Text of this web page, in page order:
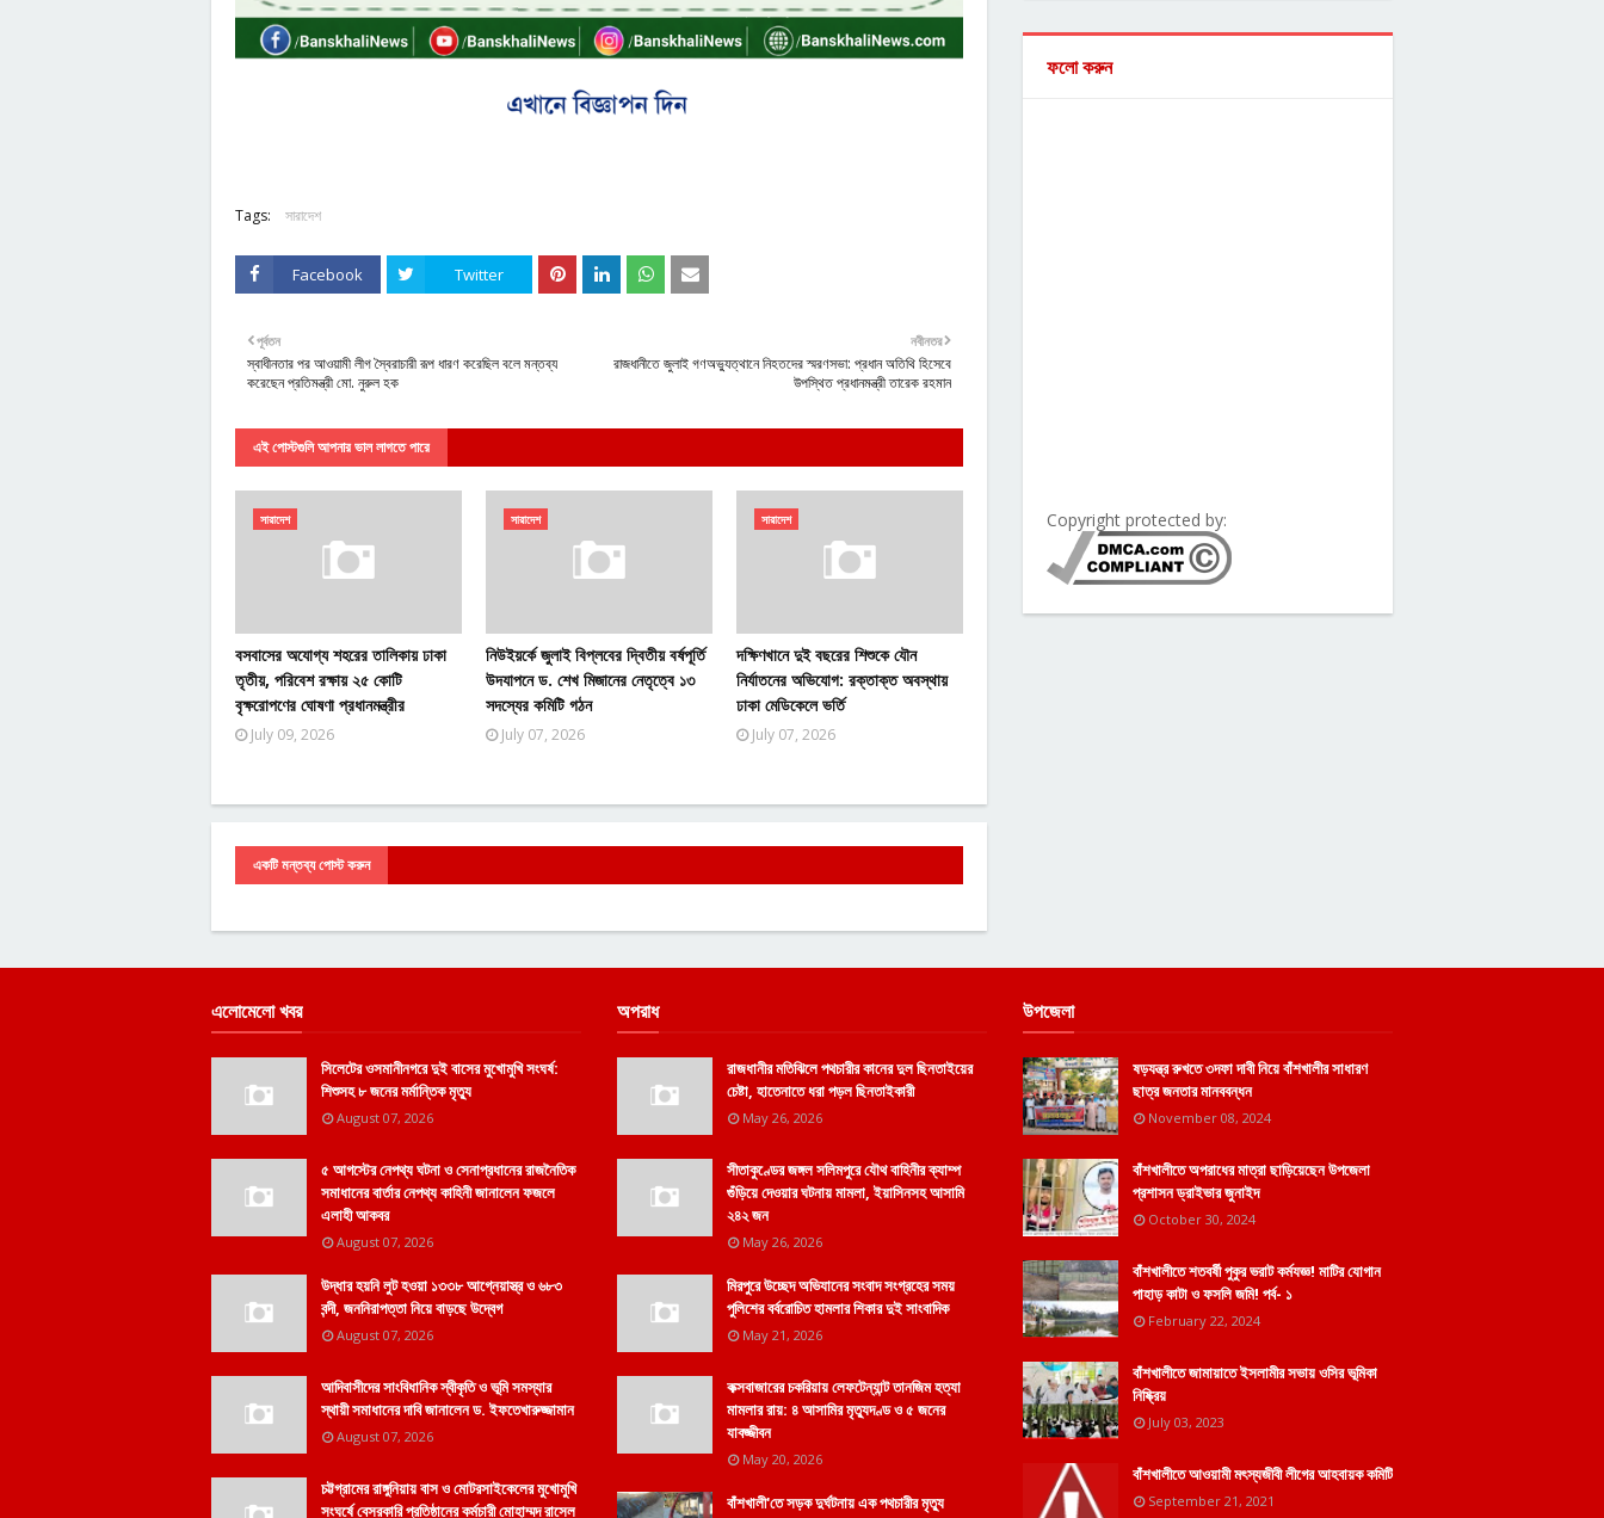
Tags: সারাদেশ
Facebook Twitter
নবীনতর
রাজধানীতে জুলাই গণঅভ্যুত্থানে নিহতদের স্মরণসভা: প্রধান অতিথি হিসেবে
উপস্থিত প্রধানমন্ত্রী তারেক রহমান
পূর্বতন
স্বাধীনতার পর আওয়ামী লীগ স্বৈরাচারী রূপ ধারণ করেছিল বলে মন্তব্য
করেছেন প্রতিমন্ত্রী মো. নুরুল হক
এই পোস্টগুলি আপনার ভাল লাগতে পারে
সারাদেশ
বসবাসের অযোগ্য শহরের তালিকায় ঢাকা
তৃতীয়, পরিবেশ রক্ষায় ২৫ কোটি
বৃক্ষরোপণের ঘোষণা প্রধানমন্ত্রীর
July 09, 2026
সারাদেশ
নিউইয়র্কে জুলাই বিপ্লবের দ্বিতীয় বর্ষপূর্তি
উদযাপনে ড. শেখ মিজানের নেতৃত্বে ১৩
সদস্যের কমিটি গঠন
July 07, 2026
সারাদেশ
দক্ষিণখানে দুই বছরের শিশুকে যৌন
নির্যাতনের অভিযোগ: রক্তাক্ত অবস্থায়
ঢাকা মেডিকেলে ভর্তি
July 07, 2026
একটি মন্তব্য পোস্ট করুন
ফলো করুন
Copyright protected by:
এলোমেলো খবর
সিলেটের ওসমানীনগরে দুই বাসের মুখোমুখি সংঘর্ষ:
শিশুসহ ৮ জনের মর্মান্তিক মৃত্যু
August 07, 2026
৫ আগস্টের নেপথ্য ঘটনা ও সেনাপ্রধানের রাজনৈতিক
সমাধানের বার্তার নেপথ্য কাহিনী জানালেন ফজলে
এলাহী আকবর
August 07, 2026
উদ্ধার হয়নি লুট হওয়া ১৩৩৮ আগ্নেয়াস্ত্র ও ৬৮৩
বন্দী, জননিরাপত্তা নিয়ে বাড়ছে উদ্বেগ
August 07, 2026
আদিবাসীদের সাংবিধানিক স্বীকৃতি ও ভূমি সমস্যার
স্থায়ী সমাধানের দাবি জানালেন ড. ইফতেখারুজ্জামান
August 07, 2026
চট্টগ্রামের রাঙ্গুনিয়ায় বাস ও মোটরসাইকেলের মুখোমুখি
সংঘর্ষে বেসরকারি প্রতিষ্ঠানের কর্মচারী মোহাম্মদ রাসেল
অপরাধ
রাজধানীর মতিঝিলে পথচারীর কানের দুল ছিনতাইয়ের
চেষ্টা, হাতেনাতে ধরা পড়ল ছিনতাইকারী
May 26, 2026
সীতাকুণ্ডের জঙ্গল সলিমপুরে যৌথ বাহিনীর ক্যাম্প
গুঁড়িয়ে দেওয়ার ঘটনায় মামলা, ইয়াসিনসহ আসামি
২৪২ জন
May 26, 2026
মিরপুরে উচ্ছেদ অভিযানের সংবাদ সংগ্রহের সময়
পুলিশের বর্বরোচিত হামলার শিকার দুই সাংবাদিক
May 21, 2026
কক্সবাজারের চকরিয়ায় লেফটেন্যান্ট তানজিম হত্যা
মামলার রায়: ৪ আসামির মৃত্যুদণ্ড ও ৫ জনের
যাবজ্জীবন
May 20, 2026
বাঁশখালী'তে সড়ক দুর্ঘটনায় এক পথচারীর মৃত্যু
উপজেলা
ষড়যন্ত্র রুখতে ৩দফা দাবী নিয়ে বাঁশখালীর সাধারণ
ছাত্র জনতার মানববন্ধন
November 08, 2024
বাঁশখালীতে অপরাধের মাত্রা ছাড়িয়েছেন উপজেলা
প্রশাসন ড্রাইভার জুনাইদ
October 30, 2024
বাঁশখালীতে শতবর্ষী পুকুর ভরাট কর্মযজ্ঞ! মাটির যোগান
পাহাড় কাটা ও ফসলি জমি! পর্ব- ১
February 22, 2024
বাঁশখালীতে জামায়াতে ইসলামীর সভায় ওসির ভূমিকা
নিষ্ক্রিয়
July 03, 2023
বাঁশখালীতে আওয়ামী মৎস্যজীবী লীগের আহবায়ক কমিটি
September 21, 2021